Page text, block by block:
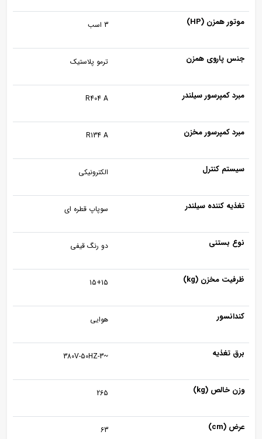
موتور همزن (HP) 3 اسب
جنس پاروی همزن ترمو پلاستیک
مبرد کمپرسور سیلندر R404 A
مبرد کمپرسور مخزن R134 A
سیستم کنترل الکترونیکی
تغذیه کننده سیلندر سوپاپ قطره ای
نوع بستنی دو رنگ قیفی
ظرفیت مخزن (kg) 15+15
کندانسور هوایی
برق تغذیه ~380V-50HZ-3
وزن خالص (kg) 265
عرض (cm) 63